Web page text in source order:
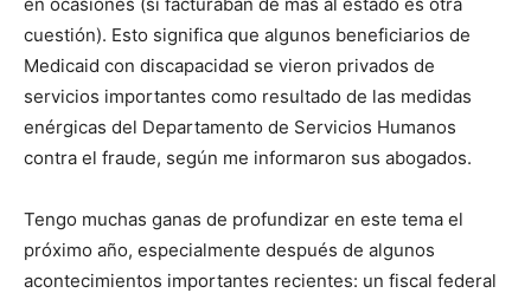
cuestión). Esto significa que algunos beneficiarios de
Medicaid con discapacidad se vieron privados de
servicios importantes como resultado de las medidas
enérgicas del Departamento de Servicios Humanos
contra el fraude, según me informaron sus abogados.
Tengo muchas ganas de profundizar en este tema el
próximo año, especialmente después de algunos
acontecimientos importantes recientes: un fiscal federal